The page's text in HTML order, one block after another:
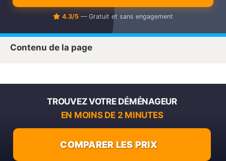
4.3/5 — Gratuit et sans engagement
Contenu de la page
TROUVEZ VOTRE DÉMÉNAGEUR
EN MOINS DE 2 MINUTES
COMPARER LES PRIX